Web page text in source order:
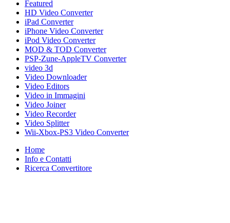
Featured
HD Video Converter
iPad Converter
iPhone Video Converter
iPod Video Converter
MOD & TOD Converter
PSP-Zune-AppleTV Converter
video 3d
Video Downloader
Video Editors
Video in Immagini
Video Joiner
Video Recorder
Video Splitter
Wii-Xbox-PS3 Video Converter
Home
Info e Contatti
Ricerca Convertitore